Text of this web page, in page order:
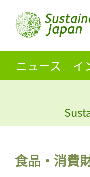
ニュース イ
食品・消費